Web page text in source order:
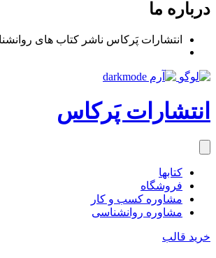
درباره ما
انتشارات پَرکاس ناشر کتاب های
انتشارات پَرکاس
کتاب‎ها
فروشگاه
مشاوره کسب و کار
مشاوره روان‎شناسی
خرید قالب